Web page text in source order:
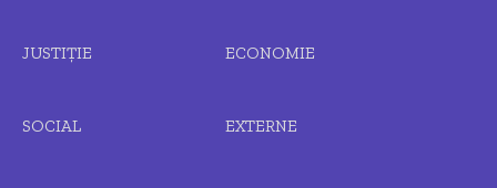
JUSTIȚIE ECONOMIE
SOCIAL EXTERNE